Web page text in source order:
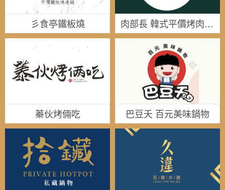
彡食亭鐵板燒 肉部長 韓式平價烤肉鍋物
蓁伙烤倆吃 巴豆夭 百元美味鍋物